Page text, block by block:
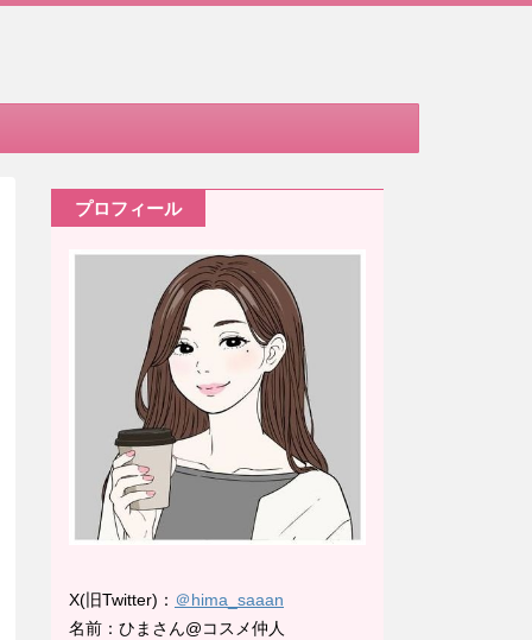
プロフィール
X(旧Twitter)： ＠hima_saaan
名前：ひまさん@コスメ仲人